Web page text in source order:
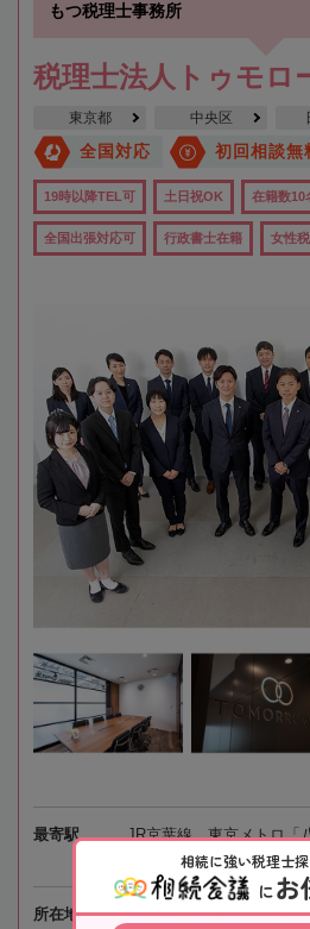
もつ税理士事務所
税理士法人トゥモロ
東京都 中央区
全国対応 初回相談無
19時以降TEL可 土日祝OK 在籍数10
全国出張対応可 行政書士在籍 女性
最寄駅
JR京葉線、東京メトロ「
草線「宝町駅」徒歩4分
所在地 〒104-0032 東京都中央
相続に強い税理士探
にお